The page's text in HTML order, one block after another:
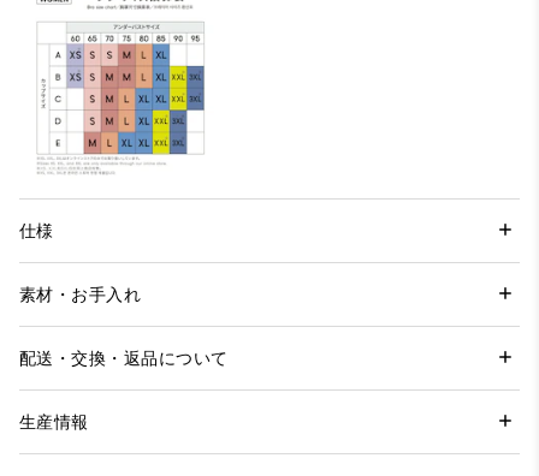
仕様
素材・お手入れ
配送・交換・返品について
生産情報